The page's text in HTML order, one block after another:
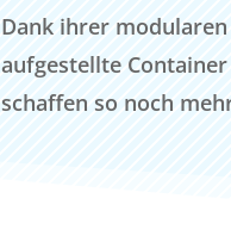
Dank ihrer
aufgestellte
schaffen so noch